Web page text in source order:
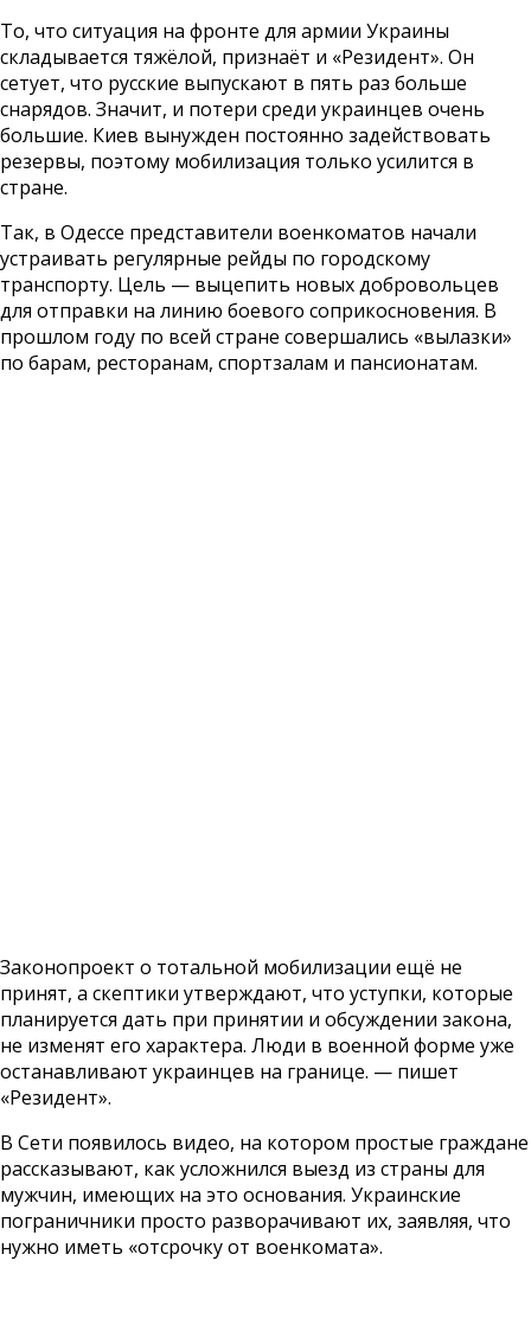
То, что ситуация на фронте для армии Украины
складывается тяжёлой, признаёт и «Резидент». Он
сетует, что русские выпускают в пять раз больше
снарядов. Значит, и потери среди украинцев очень
большие. Киев вынужден постоянно задействовать
резервы, поэтому мобилизация только усилится в
стране.
Так, в Одессе представители военкоматов начали
устраивать регулярные рейды по городскому
транспорту. Цель — выцепить новых добровольцев
для отправки на линию боевого соприкосновения. В
прошлом году по всей стране совершались «вылазки»
по барам, ресторанам, спортзалам и пансионатам.
Законопроект о тотальной мобилизации ещё не
принят, а скептики утверждают, что уступки, которые
планируется дать при принятии и обсуждении закона,
не изменят его характера. Люди в военной форме уже
останавливают украинцев на границе. — пишет
«Резидент».
В Сети появилось видео, на котором простые граждане
рассказывают, как усложнился выезд из страны для
мужчин, имеющих на это основания. Украинские
пограничники просто разворачивают их, заявляя, что
нужно иметь «отсрочку от военкомата».